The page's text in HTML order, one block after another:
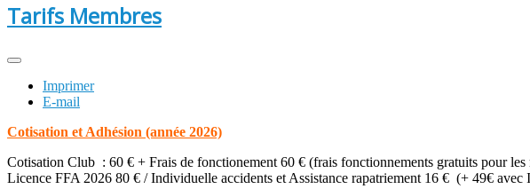
Tarifs Membres
Imprimer
E-mail
Cotisation et Adhésion (année 2026)
Cotisation Club : 60 € + Frais de fonctionement 60 € (frais fonctionnements gratuits pour les
Licence FFA 2026 80 € / Individuelle accidents et Assistance rapatriement 16 € (+ 49€ avec